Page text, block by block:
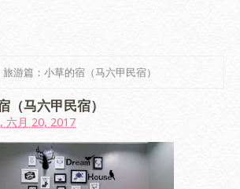
旅游篇：小草的宿（马六甲民宿）
（马六甲民宿）
六月 20, 2017